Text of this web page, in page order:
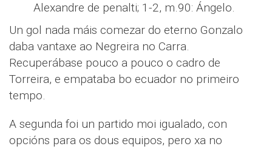
Alexandre de penalti; 1-2, m.90: Ángelo.
Un gol nada máis comezar do eterno Gonzalo
daba vantaxe ao Negreira no Carra.
Recuperábase pouco a pouco o cadro de
Torreira, e empataba bo ecuador no primeiro
tempo.
A segunda foi un partido moi igualado, con
opcións para os dous equipos, pero xa no